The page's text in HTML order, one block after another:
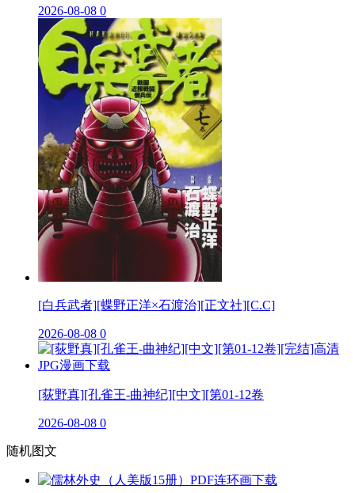
2026-08-08 0
[白兵武者][蝶野正洋×石渡治][正文社][C.C]
2026-08-08 0
[荻野真][孔雀王-曲神纪][中文][第01-12卷
2026-08-08 0
随机图文